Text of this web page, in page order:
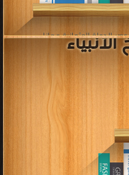
عصري البطالمة والرومان مجانا